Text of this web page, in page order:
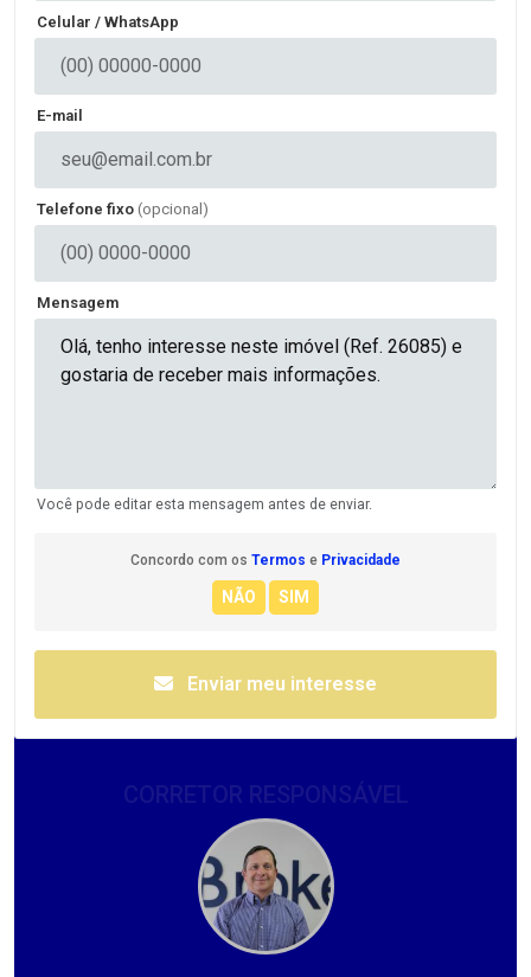
Celular / WhatsApp
E-mail
Telefone fixo (opcional)
Mensagem
Você pode editar esta mensagem antes de enviar.
Concordo com os Termos e Privacidade
Enviar meu interesse